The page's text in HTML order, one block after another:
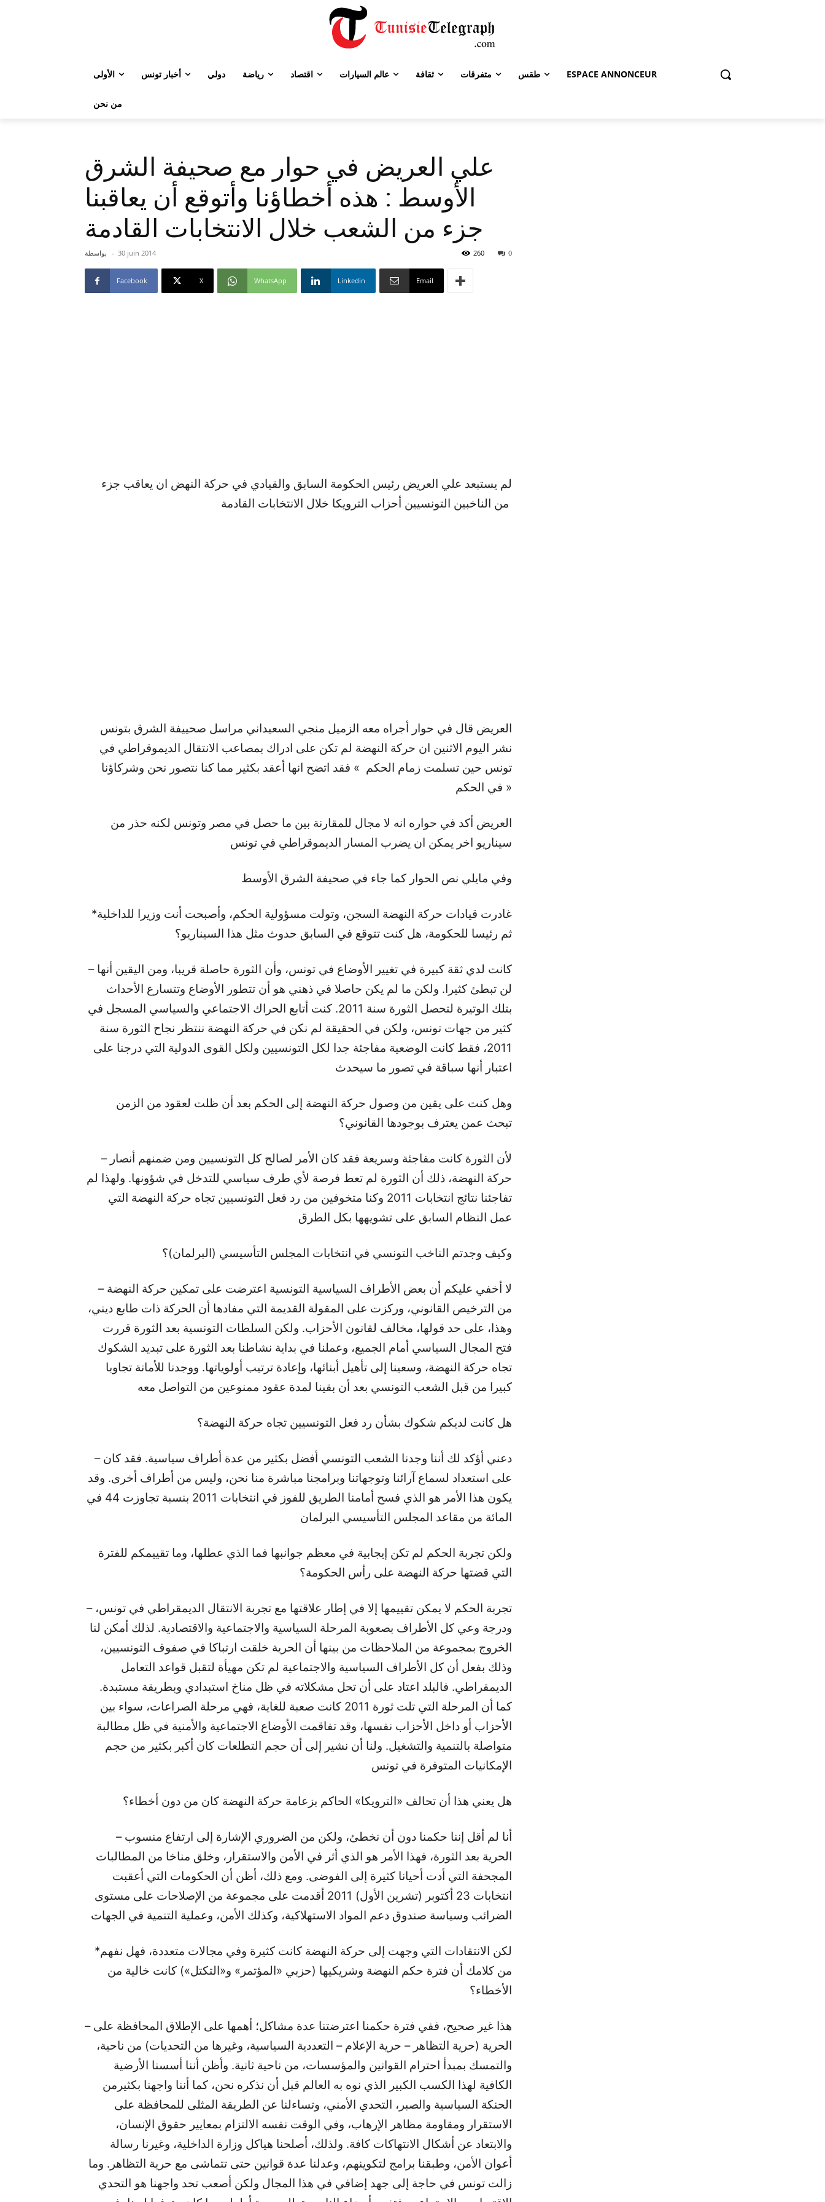
الأولى أخبار تونس دولي رياضة اقتصاد عالم السيارات ثقافة متفرقات طقس ESPACE ANNONCEUR
من نحن
علي العريض في حوار مع صحيفة الشرق
الأوسط : هذه أخطاؤنا وأتوقع أن يعاقبنا
جزء من الشعب خلال الانتخابات القادمة
بواسطة - 30 juin 2014 0
260
Facebook X WhatsApp Linkedin Email
لم يستبعد علي العريض رئيس الحكومة السابق والقيادي في حركة النهض ان يعاقب جزء
العريض قال في حوار أجراه معه الزميل منجي السعيداني مراسل صحييفة الشرق بتونس
نشر اليوم الاثنين ان حركة النهضة لم تكن على ادراك بمصاعب الانتقال الديموقراطي في
تونس حين تسلمت زمام الحكم » فقد اتضح انها أعقد بكثير مما كنا نتصور نحن وشركاؤنا
في الحكم »
العريض أكد في حواره انه لا مجال للمقارنة بين ما حصل في مصر وتونس لكنه حذر من
سيناريو اخر يمكن ان يضرب المسار الديموقراطي في تونس
وفي مايلي نص الحوار كما جاء في صحيفة الشرق الأوسط
*غادرت قيادات حركة النهضة السجن، وتولت مسؤولية الحكم، وأصبحت أنت وزيرا للداخلية
ثم رئيسا للحكومة، هل كنت تتوقع في السابق حدوث مثل هذا السيناريو؟
– كانت لدي ثقة كبيرة في تغيير الأوضاع في تونس، وأن الثورة حاصلة قريبا، ومن اليقين أنها
لن تبطئ كثيرا. ولكن ما لم يكن حاصلا في ذهني هو أن تتطور الأوضاع وتتسارع الأحداث
بتلك الوتيرة لتحصل الثورة سنة 2011. كنت أتابع الحراك الاجتماعي والسياسي المسجل في
كثير من جهات تونس، ولكن في الحقيقة لم نكن في حركة النهضة ننتظر نجاح الثورة سنة
2011، فقط كانت الوضعية مفاجئة جدا لكل التونسيين ولكل القوى الدولية التي درجنا على
اعتبار أنها سباقة في تصور ما سيحدث
تبحث عمن يعترف بوجودها القانوني؟
– لأن الثورة كانت مفاجئة وسريعة فقد كان الأمر لصالح كل التونسيين ومن ضمنهم أنصار
حركة النهضة، ذلك أن الثورة لم تعط فرصة لأي طرف سياسي للتدخل في شؤونها. ولهذا لم
تفاجئنا نتائج انتخابات 2011 وكنا متخوفين من رد فعل التونسيين تجاه حركة النهضة التي
عمل النظام السابق على تشويهها بكل الطرق
وكيف وجدتم الناخب التونسي في انتخابات المجلس التأسيسي (البرلمان)؟
– لا أخفي عليكم أن بعض الأطراف السياسية التونسية اعترضت على تمكين حركة النهضة
من الترخيص القانوني، وركزت على المقولة القديمة التي مفادها أن الحركة ذات طابع ديني،
وهذا، على حد قولها، مخالف لقانون الأحزاب. ولكن السلطات التونسية بعد الثورة قررت
فتح المجال السياسي أمام الجميع، وعملنا في بداية نشاطنا بعد الثورة على تبديد الشكوك
تجاه حركة النهضة، وسعينا إلى تأهيل أبنائها، وإعادة ترتيب أولوياتها. ووجدنا للأمانة تجاوبا
كبيرا من قبل الشعب التونسي بعد أن بقينا لمدة عقود ممنوعين من التواصل معه
هل كانت لديكم شكوك بشأن رد فعل التونسيين تجاه حركة النهضة؟
– دعني أؤكد لك أننا وجدنا الشعب التونسي أفضل بكثير من عدة أطراف سياسية. فقد كان
على استعداد لسماع آرائنا وتوجهاتنا وبرامجنا مباشرة منا نحن، وليس من أطراف أخرى. وقد
يكون هذا الأمر هو الذي فسح أمامنا الطريق للفوز في انتخابات 2011 بنسبة تجاوزت 44 في
المائة من مقاعد المجلس التأسيسي البرلمان
ولكن تجربة الحكم لم تكن إيجابية في معظم جوانبها فما الذي عطلها، وما تقييمكم للفترة
التي قضتها حركة النهضة على رأس الحكومة؟
– تجربة الحكم لا يمكن تقييمها إلا في إطار علاقتها مع تجربة الانتقال الديمقراطي في تونس،
ودرجة وعي كل الأطراف بصعوبة المرحلة السياسية والاجتماعية والاقتصادية. لذلك أمكن لنا
الخروج بمجموعة من الملاحظات من بينها أن الحرية خلقت ارتباكا في صفوف التونسيين،
وذلك بفعل أن كل الأطراف السياسية والاجتماعية لم تكن مهيأة لتقبل قواعد التعامل
الديمقراطي. فالبلد اعتاد على أن تحل مشكلاته في ظل مناخ استبدادي وبطريقة مستبدة.
كما أن المرحلة التي تلت ثورة 2011 كانت صعبة للغاية، فهي مرحلة الصراعات، سواء بين
الأحزاب أو داخل الأحزاب نفسها، وقد تفاقمت الأوضاع الاجتماعية والأمنية في ظل مطالبة
متواصلة بالتنمية والتشغيل. ولنا أن نشير إلى أن حجم التطلعات كان أكبر بكثير من حجم
الإمكانيات المتوفرة في تونس
هل يعني هذا أن تحالف «الترويكا» الحاكم بزعامة حركة النهضة كان من دون أخطاء؟
– أنا لم أقل إننا حكمنا دون أن نخطئ، ولكن من الضروري الإشارة إلى ارتفاع منسوب
الحرية بعد الثورة، فهذا الأمر هو الذي أثر في الأمن والاستقرار، وخلق مناخا من المطالبات
المجحفة التي أدت أحيانا كثيرة إلى الفوضى. ومع ذلك، أظن أن الحكومات التي أعقبت
انتخابات 23 أكتوبر (تشرين الأول) 2011 أقدمت على مجموعة من الإصلاحات على مستوى
الضرائب وسياسة صندوق دعم المواد الاستهلاكية، وكذلك الأمن، وعملية التنمية في الجهات
*لكن الانتقادات التي وجهت إلى حركة النهضة كانت كثيرة وفي مجالات متعددة، فهل نفهم
من كلامك أن فترة حكم النهضة وشريكيها (حزبي «المؤتمر» و«التكتل») كانت خالية من
الأخطاء؟
– هذا غير صحيح، ففي فترة حكمنا اعترضتنا عدة مشاكل؛ أهمها على الإطلاق المحافظة على
الحرية (حرية التظاهر – حرية الإعلام – التعددية السياسية، وغيرها من التحديات) من ناحية،
والتمسك بمبدأ احترام القوانين والمؤسسات، من ناحية ثانية. وأظن أننا أسسنا الأرضية
الكافية لهذا الكسب الكبير الذي نوه به العالم قبل أن نذكره نحن، كما أننا واجهنا بكثيرمن
الحنكة السياسية والصبر، التحدي الأمني، وتساءلنا عن الطريقة المثلى للمحافظة على
الاستقرار ومقاومة مظاهر الإرهاب، وفي الوقت نفسه الالتزام بمعايير حقوق الإنسان،
والابتعاد عن أشكال الانتهاكات كافة. ولذلك، أصلحنا هياكل وزارة الداخلية، وغيرنا رسالة
أعوان الأمن، وطبقنا برامج لتكوينهم، وعدلنا عدة قوانين حتى تتماشى مع حرية التظاهر. وما
زالت تونس في حاجة إلى جهد إضافي في هذا المجال ولكن أصعب تحد واجهنا هو التحدي